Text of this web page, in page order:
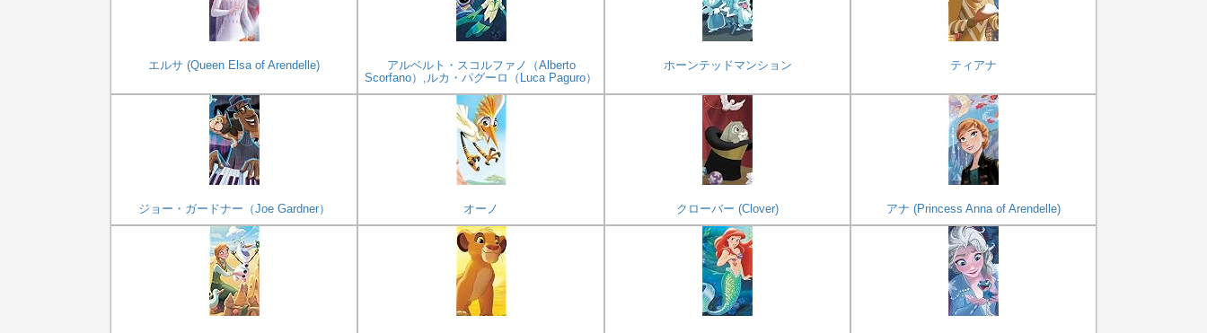
エルサ (Queen Elsa of Arendelle)
アルベルト・スコルファノ（Alberto
Scorfano）,ルカ・パグーロ（Luca Paguro）
ホーンテッドマンション ティアナ
ジョー・ガードナー（Joe Gardner） オーノ クローバー (Clover) アナ (Princess Anna of Arendelle)